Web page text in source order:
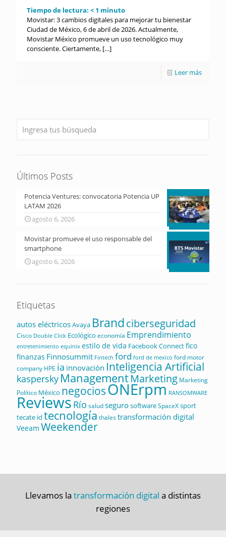
Tiempo de lectura: < 1 minuto
Movistar: 3 cambios digitales para mejorar tu bienestar
Ciudad de México, 6 de abril de 2026. Actualmente,
Movistar México promueve un uso tecnológico muy
consciente. Ciertamente, […]
Leer más
Últimos Posts
Potencia Ventures: convocatoria Potencia UP
LATAM 2026
agosto 6, 2026
Movistar promueve el uso responsable del
smartphone
agosto 6, 2026
Etiquetas
autos eléctricosAvaya Brandciberseguridad
Cisco Double Click Ecológico economía Emprendimiento
entretenimiento equinix estilo de vida Facebook Connectfico
finanzas Finnosummit Fintech ford ford de mexico ford motor
company HPE ia innovación Inteligencia Artificial
kaspersky ManagementMarketing Marketing
Político México negociosONErpm RANSOMWARE
Reviews Río saludsegurosoftwareSpaceXsport
tecate id tecnología thalestransformación digital
Veeam Weekender
Llevamos la transformación digital a distintas
regiones